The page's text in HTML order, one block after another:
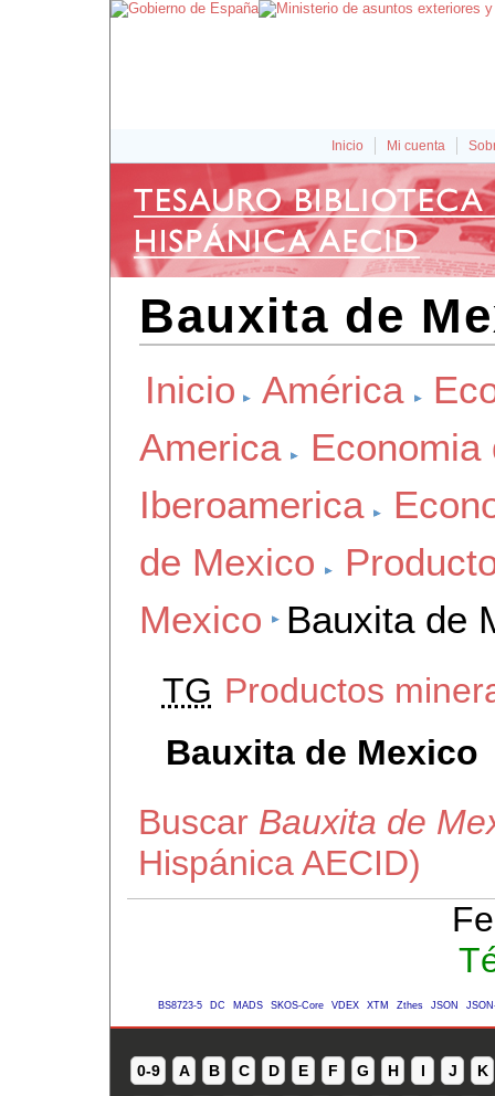
Inicio Mi cuenta
Bauxita de
Inicio América
America
Economia
Iberoamerica
de Mexico
Mexico
Bauxita de
TG Productos
Bauxita de Mexico
Buscar Bauxita de
Hispánica AECID)
BS8723-5 DC MADS SKOS-Core VDEX XTM Zthes JSON
0-9 A B C D E F G H I J K